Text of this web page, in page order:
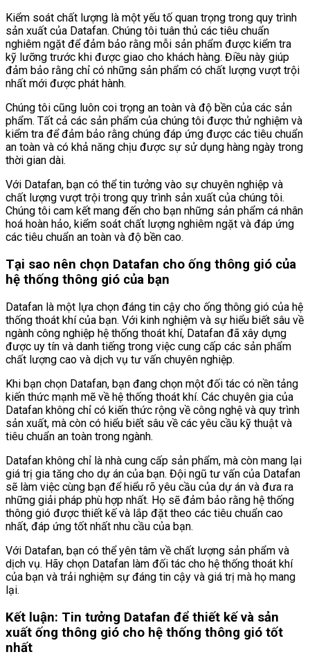
Kiểm soát chất lượng là một yếu tố quan trọng trong quy trình
sản xuất của Datafan. Chúng tôi tuân thủ các tiêu chuẩn
nghiêm ngặt để đảm bảo rằng mỗi sản phẩm được kiểm tra
kỹ lưỡng trước khi được giao cho khách hàng. Điều này giúp
đảm bảo rằng chỉ có những sản phẩm có chất lượng vượt trội
nhất mới được phát hành.
Chúng tôi cũng luôn coi trọng an toàn và độ bền của các sản
phẩm. Tất cả các sản phẩm của chúng tôi được thử nghiệm và
kiểm tra để đảm bảo rằng chúng đáp ứng được các tiêu chuẩn
an toàn và có khả năng chịu được sự sử dụng hàng ngày trong
thời gian dài.
Với Datafan, bạn có thể tin tưởng vào sự chuyên nghiệp và
chất lượng vượt trội trong quy trình sản xuất của chúng tôi.
Chúng tôi cam kết mang đến cho bạn những sản phẩm cá nhân
hoá hoàn hảo, kiểm soát chất lượng nghiêm ngặt và đáp ứng
các tiêu chuẩn an toàn và độ bền cao.
Tại sao nên chọn Datafan cho ống thông gió của
hệ thống thông gió của bạn
Datafan là một lựa chọn đáng tin cậy cho ống thông gió của hệ
thống thoát khí của bạn. Với kinh nghiệm và sự hiểu biết sâu về
ngành công nghiệp hệ thống thoát khí, Datafan đã xây dựng
được uy tín và danh tiếng trong việc cung cấp các sản phẩm
chất lượng cao và dịch vụ tư vấn chuyên nghiệp.
Khi bạn chọn Datafan, bạn đang chọn một đối tác có nền tảng
kiến thức mạnh mẽ về hệ thống thoát khí. Các chuyên gia của
Datafan không chỉ có kiến thức rộng về công nghệ và quy trình
sản xuất, mà còn có hiểu biết sâu về các yêu cầu kỹ thuật và
tiêu chuẩn an toàn trong ngành.
Datafan không chỉ là nhà cung cấp sản phẩm, mà còn mang lại
giá trị gia tăng cho dự án của bạn. Đội ngũ tư vấn của Datafan
sẽ làm việc cùng bạn để hiểu rõ yêu cầu của dự án và đưa ra
những giải pháp phù hợp nhất. Họ sẽ đảm bảo rằng hệ thống
thông gió được thiết kế và lắp đặt theo các tiêu chuẩn cao
nhất, đáp ứng tốt nhất nhu cầu của bạn.
Với Datafan, bạn có thể yên tâm về chất lượng sản phẩm và
dịch vụ. Hãy chọn Datafan làm đối tác cho hệ thống thoát khí
của bạn và trải nghiệm sự đáng tin cậy và giá trị mà họ mang
lại.
Kết luận: Tin tưởng Datafan để thiết kế và sản
xuất ống thông gió cho hệ thống thông gió tốt
nhất